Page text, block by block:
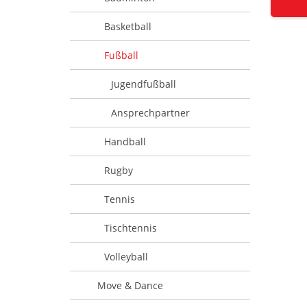
Basketball
Fußball
Jugendfußball
Ansprechpartner
Handball
Rugby
Tennis
Tischtennis
Volleyball
Move & Dance